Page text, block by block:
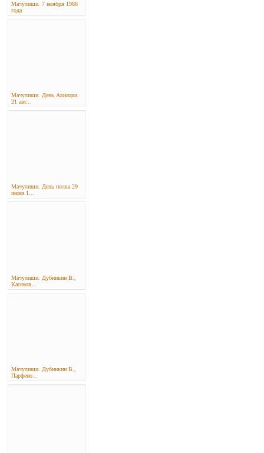
Мачулиши. 7 ноября 1986
года
Мачулиши. День Авиации.
21 авг...
Мачулиши. День полка 29
июня 1...
Мачулиши. Дубинкин В.,
Касенов...
Мачулиши. Дубинкин В.,
Парфено...